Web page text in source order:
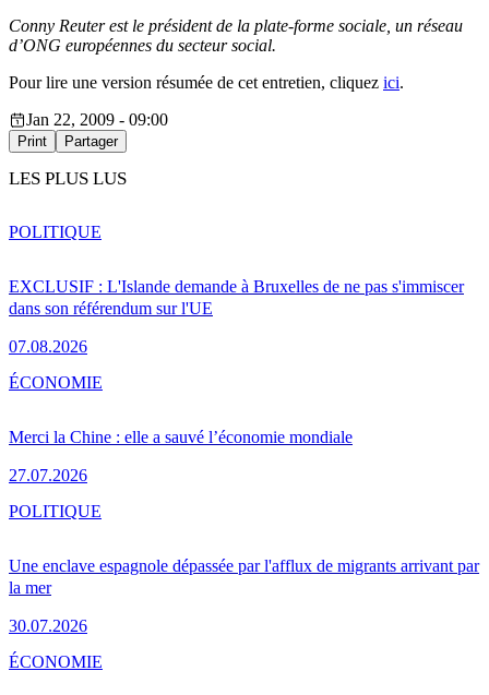
Conny Reuter est le président de la plate-forme sociale, un réseau
d’ONG européennes du secteur social.
Pour lire une version résumée de cet entretien, cliquez ici.
Jan 22, 2009 - 09:00
Print Partager
LES PLUS LUS
EXCLUSIF : L'Islande demande à Bruxelles de ne pas s'immiscer
dans son référendum sur l'UE
07.08.2026
POLITIQUE
Merci la Chine : elle a sauvé l’économie mondiale
27.07.2026
ÉCONOMIE
Une enclave espagnole dépassée par l'afflux de migrants arrivant par
la mer
30.07.2026
POLITIQUE
ÉCONOMIE